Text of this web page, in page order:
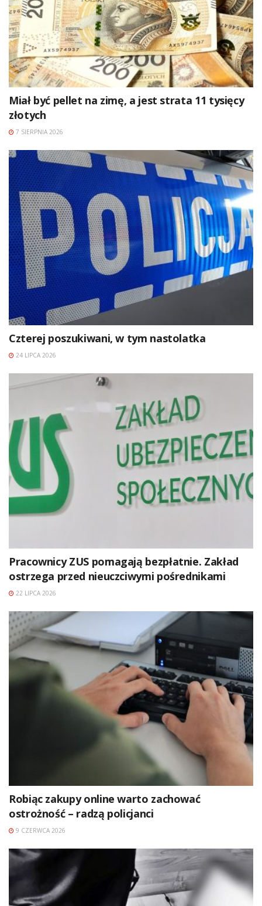
Miał być pellet na zimę, a jest strata 11 tysięcy
złotych
7 SIERPNIA 2026
Czterej poszukiwani, w tym nastolatka
24 LIPCA 2026
Pracownicy ZUS pomagają bezpłatnie. Zakład
ostrzega przed nieuczciwymi pośrednikami
22 LIPCA 2026
Robiąc zakupy online warto zachować
ostrożność – radzą policjanci
9 CZERWCA 2026